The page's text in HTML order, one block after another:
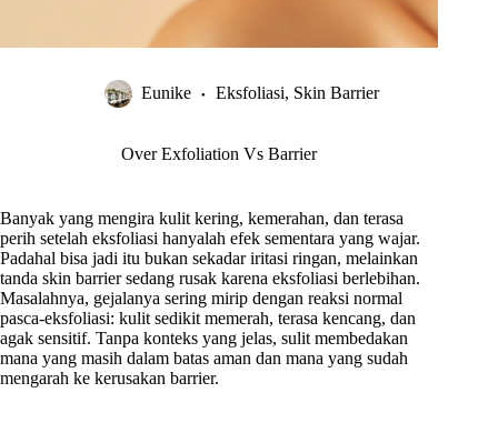
Eunike Eksfoliasi, Skin Barrier
Over Exfoliation Vs Barrier
Banyak yang mengira kulit kering, kemerahan, dan terasa
perih setelah eksfoliasi hanyalah efek sementara yang wajar.
Padahal bisa jadi itu bukan sekadar iritasi ringan, melainkan
tanda skin barrier sedang rusak karena eksfoliasi berlebihan.
Masalahnya, gejalanya sering mirip dengan reaksi normal
pasca-eksfoliasi: kulit sedikit memerah, terasa kencang, dan
agak sensitif. Tanpa konteks yang jelas, sulit membedakan
mana yang masih dalam batas aman dan mana yang sudah
mengarah ke kerusakan barrier.